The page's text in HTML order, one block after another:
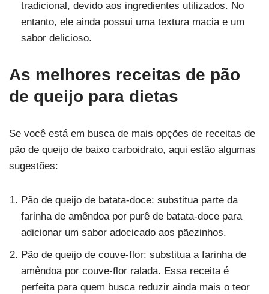
tradicional, devido aos ingredientes utilizados. No
entanto, ele ainda possui uma textura macia e um
sabor delicioso.
As melhores receitas de pão
de queijo para dietas
Se você está em busca de mais opções de receitas de
pão de queijo de baixo carboidrato, aqui estão algumas
sugestões:
Pão de queijo de batata-doce: substitua parte da
farinha de amêndoa por purê de batata-doce para
adicionar um sabor adocicado aos pãezinhos.
Pão de queijo de couve-flor: substitua a farinha de
amêndoa por couve-flor ralada. Essa receita é
perfeita para quem busca reduzir ainda mais o teor